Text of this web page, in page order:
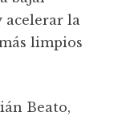
acelerar la
limpios
Beato,